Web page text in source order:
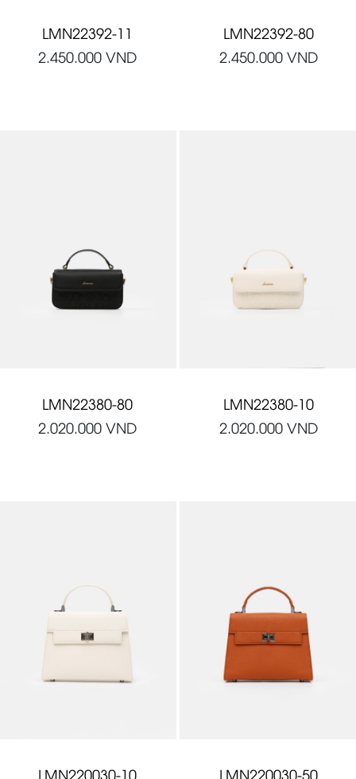
LMN22392-11
2.450.000 VND
LMN22392-80
2.450.000 VND
LMN22380-80
2.020.000 VND
LMN22380-10
2.020.000 VND
LMN220030-10 LMN220030-50